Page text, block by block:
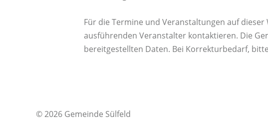
Für die Termine und Veranstaltungen auf
ausführenden Veranstalter kontaktieren. Die
bereitgestellten Daten. Bei Korrekturbedarf,
© 2026 Gemeinde Sülfeld